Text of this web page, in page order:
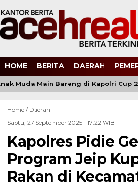
HOME BERITA DAERAH
Muda Main Bareng di Kapolri Cup
Home / Daerah
Sabtu, 27 September 2025 - 17:22 WIB
Kapolres Pidie
Program Jeip
Rakan di